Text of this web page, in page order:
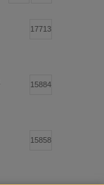
17713
15884
15858